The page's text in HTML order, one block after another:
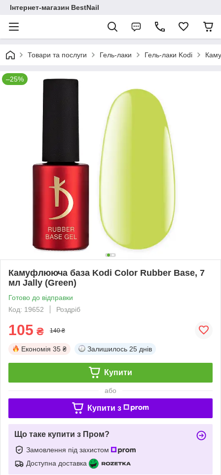
Інтернет-магазин BestNail
Товари та послуги Гель-лаки Гель-лаки Kodi
–25%
Камуфлююча база Kodi Color Rubber Base, 7
мл Jally (Green)
Готово до відправки
Код: 19652
Роздріб
105 ₴ 140 ₴
Економія 35 ₴ Залишилось 25 днів
Купити
або
Купити з
Що таке купити з Пром?
Замовлення під захистом
Доступна доставка